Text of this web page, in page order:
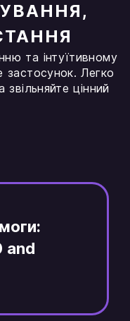
та інтуїтивному
застосунок. Легко
цінний
and